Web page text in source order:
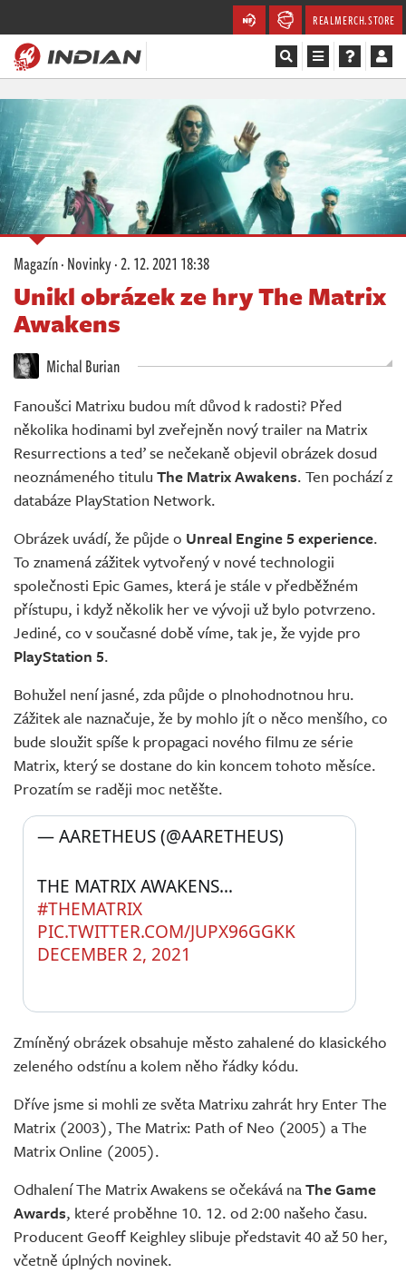
REALMERCH.STORE
Magazín
Recenze
Videa
Soutěže
Databáze
Komunita
Redakce
Živě
Magazín·Novinky·2. 12. 2021 18:38
Unikl obrázek ze hry The Matrix
Awakens
Michal Burian
Fanoušci Matrixu budou mít důvod k radosti? Před
několika hodinami byl zveřejněn nový trailer na Matrix
Resurrections a teď se nečekaně objevil obrázek dosud
neoznámeného titulu The Matrix Awakens. Ten pochází z
databáze PlayStation Network.
Obrázek uvádí, že půjde o Unreal Engine 5 experience.
To znamená zážitek vytvořený v nové technologii
společnosti Epic Games, která je stále v předběžném
přístupu, i když několik her ve vývoji už bylo potvrzeno.
Jediné, co v současné době víme, tak je, že vyjde pro
PlayStation 5.
Bohužel není jasné, zda půjde o plnohodnotnou hru.
Zážitek ale naznačuje, že by mohlo jít o něco menšího, co
bude sloužit spíše k propagaci nového filmu ze série
Matrix, který se dostane do kin koncem tohoto měsíce.
Prozatím se raději moc netěšte.
#THEMATRIX
PIC.TWITTER.COM/JUPX96GGKK
— AARETHEUS (@AARETHEUS)
DECEMBER 2, 2021
Zmíněný obrázek obsahuje město zahalené do klasického
zeleného odstínu a kolem něho řádky kódu.
Dříve jsme si mohli ze světa Matrixu zahrát hry Enter The
Matrix (2003), The Matrix: Path of Neo (2005) a The
Matrix Online (2005).
Odhalení The Matrix Awakens se očekává naThe Game
Awards, které proběhne 10. 12. od 2:00 našeho času.
Producent Geoff Keighley slibuje představit 40 až 50 her,
včetně úplných novinek.